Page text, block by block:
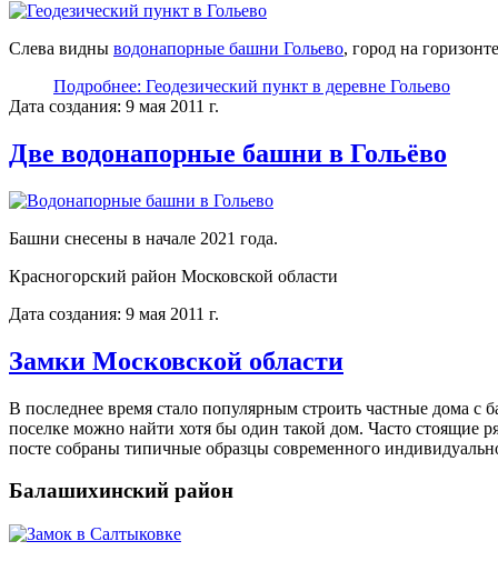
Слева видны водонапорные башни Гольево, город на
Подробнее: Геодезический пункт в деревне Гольево
Дата создания: 9 мая 2011 г.
Две водонапорные башни в Гольёво
Башни снесены в начале 2021 года.
Красногорский район Московской области
Дата создания: 9 мая 2011 г.
Замки Московской области
В последнее время стало популярным строить частные дома
поселке можно найти хотя бы один такой дом. Часто стоящие
посте собраны типичные образцы современного
Балашихинский район